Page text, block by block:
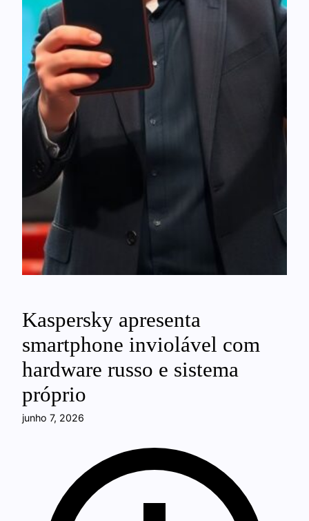
Kaspersky apresenta
smartphone inviolável com
hardware russo e sistema
próprio
junho 7, 2026